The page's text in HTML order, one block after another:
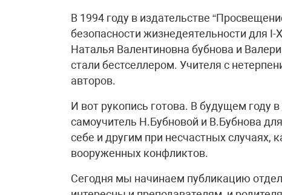
В 1994 году в издательстве
безопасности жизнедеятельности для
Наталья Валентиновна бубнова и
стали бестселлером. Учителя с
авторов.
И вот рукопись готова. В будущем году
самоучитель Н.Бубновой и В.Бубнова
себе и другим при несчастных случаях,
вооруженных конфликтов.
Сегодня мы начинаем публикацию